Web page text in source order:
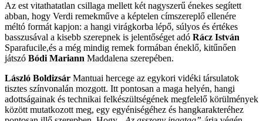
Az est vitathatatlan csillaga mellett két nagyszerű énekes segített
abban, hogy Verdi remekműve a képtelen címszereplő ellenére
méltó formát kapjon: a hangi virágkorba lépő, súlyos és értékes
basszusával a kisebb szerepnek is jelentőséget adó Rácz István
Sparafucile,és a még mindig remek formában éneklő, kitűnően
játszó Bódi Mariann Maddalena szerepében.
László Boldizsár Mantuai hercege az egykori vidéki társulatok
tisztes színvonalán mozgott. Itt pontosan a maga helyén, hangi
adottságainak és technikai felkészültségének megfelelő körülmények
között mutatkozott meg, egy egyéniségéhez és hangkarakteréhez